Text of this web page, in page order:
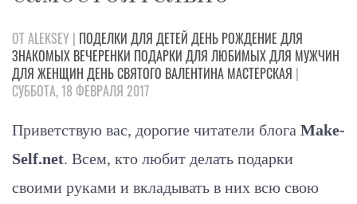
ОТ ALEKSEY | ПОДЕЛКИ ДЛЯ ДЕТЕЙ ДЕНЬ РОЖДЕНИЕ ДЛЯ
ЗНАКОМЫХ ВЕЧЕРЕНКИ ПОДАРКИ ДЛЯ ЛЮБИМЫХДЛЯ МУЖЧИН
ДЛЯ ЖЕНЩИН ДЕНЬ СВЯТОГО ВАЛЕНТИНА МАСТЕРСКАЯ |
СУББОТА, 18 ФЕВРАЛЯ 2017
Приветствую вас, дорогие читатели блога Make-
Self.net. Всем, кто любит делать подарки
своими руками и вкладывать в них всю свою